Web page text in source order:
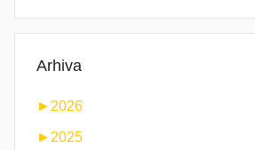
Arhiva
► 2026
► 2025